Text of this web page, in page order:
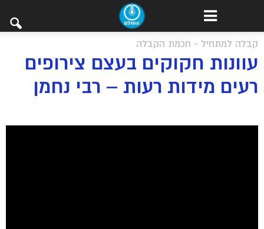
קבלה למתחיל - חכמת הקבלה
עוונות חקוקים בעצם צירופים
רעים מידות רעות – רבי נחמן